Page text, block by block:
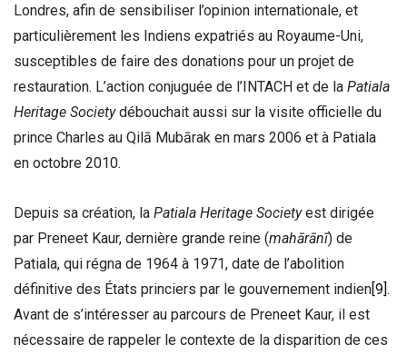
Londres, afin de sensibiliser l’opinion internationale, et
particulièrement les Indiens expatriés au Royaume-Uni,
susceptibles de faire des donations pour un projet de
restauration. L’action conjuguée de l’INTACH et de la Patiala
Heritage Societydébouchait aussi sur la visite officielle du
prince Charles au Qilā Mubārak en mars 2006 et à Patiala
en octobre 2010.
Depuis sa création, la Patiala Heritage Societyest dirigée
par Preneet Kaur, dernière grande reine (mahārānī) de
Patiala, qui régna de 1964 à 1971, date de l’abolition
définitive des États princiers par le gouvernement indien[9].
Avant de s’intéresser au parcours de Preneet Kaur, il est
nécessaire de rappeler le contexte de la disparition de ces